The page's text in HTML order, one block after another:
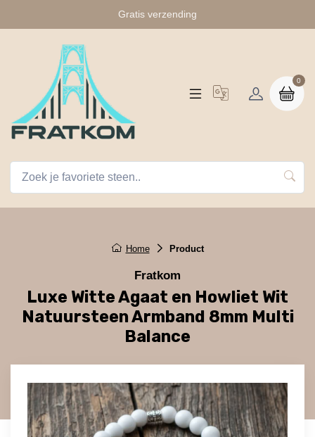
Gratis verzending
0
Home Product
Fratkom
Luxe Witte Agaat en Howliet Wit
Natuursteen Armband 8mm Multi
Balance